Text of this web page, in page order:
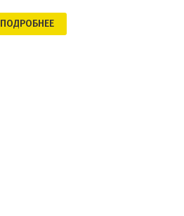
ПОДРОБНЕЕ